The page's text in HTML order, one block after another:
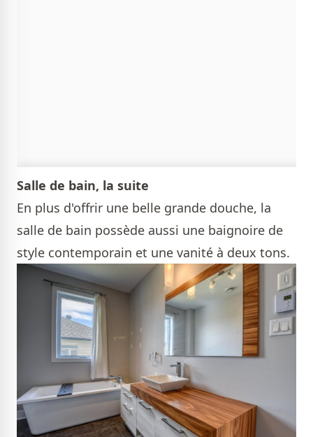
Salle de bain, la suite
En plus d'offrir une belle grande douche, la
salle de bain possède aussi une baignoire de
style contemporain et une vanité à deux tons.